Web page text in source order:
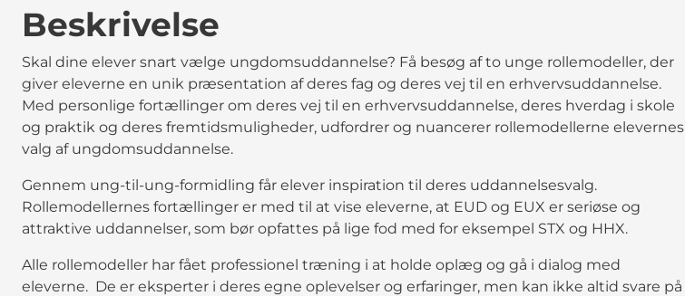
Beskrivelse
Skal dine elever snart vælge ungdomsuddannelse? Få besøg af to unge rollemodeller, der
giver eleverne en unik præsentation af deres fag og deres vej til en erhvervsuddannelse.
Med personlige fortællinger om deres vej til en erhvervsuddannelse, deres hverdag i skole
og praktik og deres fremtidsmuligheder, udfordrer og nuancerer rollemodellerne elevernes
valg af ungdomsuddannelse.
Gennem ung-til-ung-formidling får elever inspiration til deres uddannelsesvalg.
Rollemodellernes fortællinger er med til at vise eleverne, at EUD og EUX er seriøse og
attraktive uddannelser, som bør opfattes på lige fod med for eksempel STX og HHX.
Alle rollemodeller har fået professionel træning i at holde oplæg og gå i dialog med
eleverne. De er eksperter i deres egne oplevelser og erfaringer, men kan ikke altid svare på